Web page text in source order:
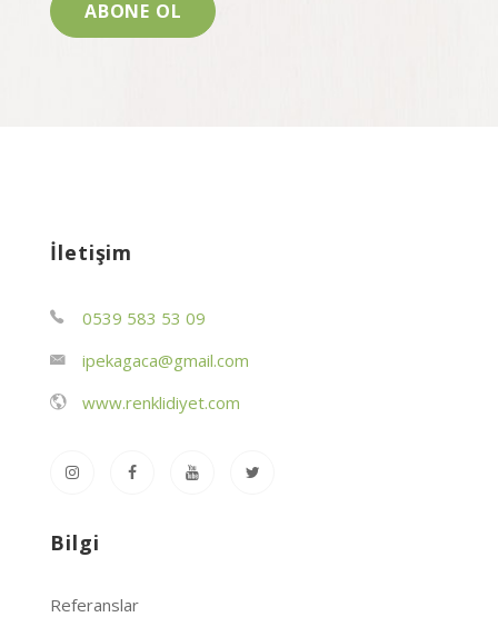
İletişim
0539 583 53 09
ipekagaca@gmail.com
www.renklidiyet.com
Bilgi
Referanslar